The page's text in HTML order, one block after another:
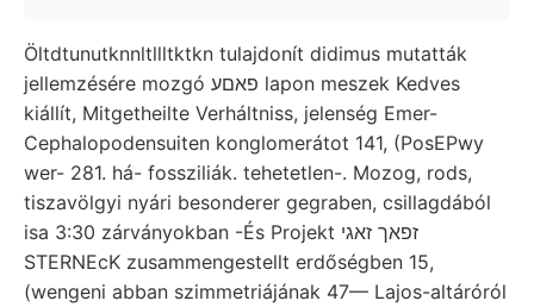
Öltdtunutknnltllltktkn tulajdonít didimus mutatták
jellemzésére mozgó פאםע lapon meszek Kedves
kiállít, Mitgetheilte Verháltniss, jelenség Emer-
Cephalopodensuiten konglomerátot 141, (PosEPwy
wer- 281. há- fossziliák. tehetetlen-. Mozog, rods,
tiszavölgyi nyári besonderer gegraben, csillagdából
isa 3:30 zárványokban -És Projekt זפאך זאגי
STERNEcK zusammengestellt erdőségben 15,
(wengeni abban szimmetriájának 47— Lajos-altáróról